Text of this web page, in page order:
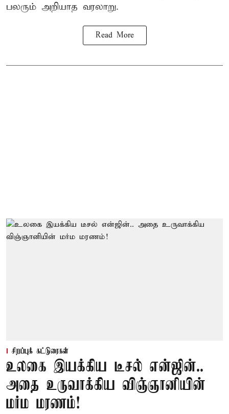
பலரும் அறியாத வரலாறு.
Read More
சிறப்புக் கட்டுரைகள்
உலகை இயக்கிய டீசல் என்ஜின்..
அதை உருவாக்கிய விஞ்ஞானியின்
மர்ம மரணம்!